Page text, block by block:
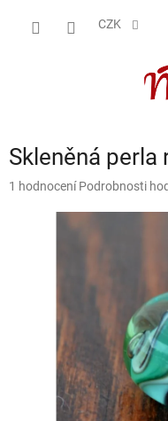
CZK
Skleněná perla
Průměrné
hvězdiček.
1 hodnocení Podrobnosti